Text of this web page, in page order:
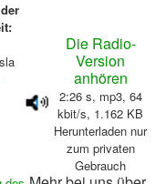
Die Radio-
Version
anhören
2:26 s, mp3, 64
kbit/s, 1.162 KB
Herunterladen nur
zum privaten
Gebrauch